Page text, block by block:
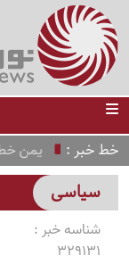
خط خبریمن خط قرمز
سیاسی
شناسه خبر :
329131